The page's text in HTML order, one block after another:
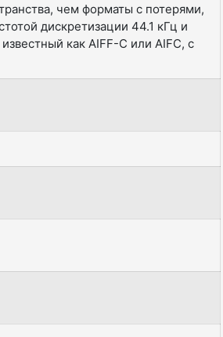
чем форматы с потерями,
дискретизации 44.1 кГц и
как AIFF-C или AIFC, с